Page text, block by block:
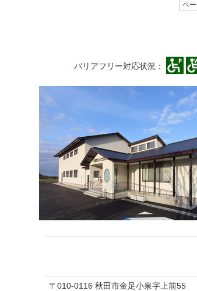
ペ
バリアフリー対応状況：
〒010-0116 秋田市金足小泉字上前55